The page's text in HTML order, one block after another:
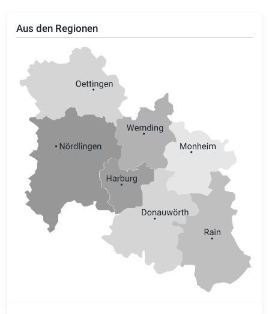
Aus den Regionen